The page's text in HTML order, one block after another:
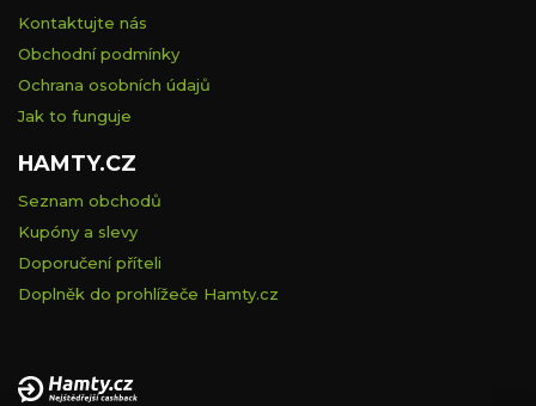
Kontaktujte nás
Obchodní podmínky
Ochrana osobních údajů
Jak to funguje
HAMTY.CZ
Seznam obchodů
Kupóny a slevy
Doporučení příteli
Doplněk do prohlížeče Hamty.cz